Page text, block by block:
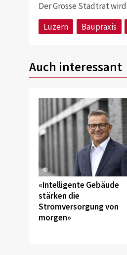
Der Grosse Stadtrat
Luzern
Baupraxis
Auch interessant
©
«Intelligente Gebäude
stärken die
Stromversorgung von
morgen»